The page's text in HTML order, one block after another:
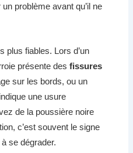
problème avant qu’il ne
plus fiables. Lors d’un
présente desfissures
sur les bords, ou un
une usure
de la poussière noire
c’est souvent le signe
se dégrader.